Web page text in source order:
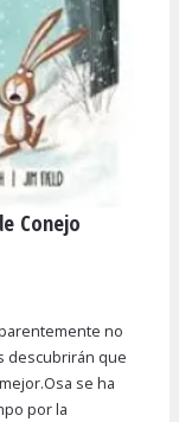
Conejo
no
descubrirán que
se ha
por la